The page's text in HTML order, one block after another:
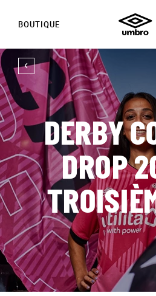
BOUTIQUE
DERBY
DROP